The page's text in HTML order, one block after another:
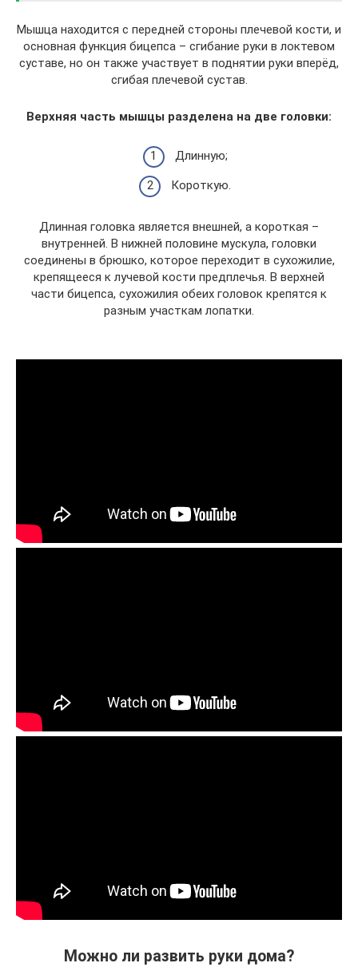
Мышца находится с передней стороны плечевой кости, и
основная функция бицепса – сгибание руки в локтевом
суставе, но он также участвует в поднятии руки вперёд,
сгибая плечевой сустав.
Верхняя часть мышцы разделена на две головки:
Длинную;
Короткую.
Длинная головка является внешней, а короткая –
внутренней. В нижней половине мускула, головки
соединены в брюшко, которое переходит в сухожилие,
крепящееся к лучевой кости предплечья. В верхней
части бицепса, сухожилия обеих головок крепятся к
разным участкам лопатки.
Можно ли развить руки дома?